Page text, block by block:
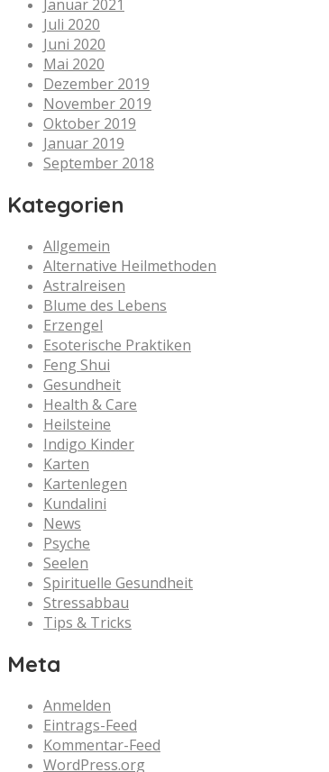
Januar 2021
Juli 2020
Juni 2020
Mai 2020
Dezember 2019
November 2019
Oktober 2019
Januar 2019
September 2018
Kategorien
Allgemein
Alternative Heilmethoden
Astralreisen
Blume des Lebens
Erzengel
Esoterische Praktiken
Feng Shui
Gesundheit
Health & Care
Heilsteine
Indigo Kinder
Karten
Kartenlegen
Kundalini
News
Psyche
Seelen
Spirituelle Gesundheit
Stressabbau
Tips & Tricks
Meta
Anmelden
Eintrags-Feed
Kommentar-Feed
WordPress.org